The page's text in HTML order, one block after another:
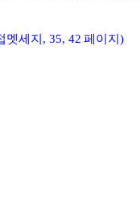
멧세지 , 35, 42 페이지 )